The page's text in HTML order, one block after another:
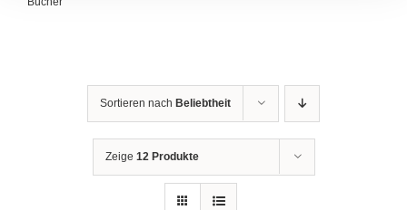
Sortieren nach Beliebtheit
Zeige 12 Produkte